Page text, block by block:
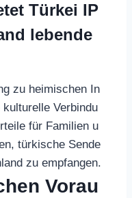
Türkei IP
lebende
zu heimischen In
Verbindu
für Familien u
türkische Sende
zu empfangen.
Vorau